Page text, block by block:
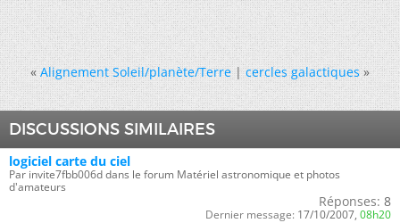
« Alignement Soleil/planète/Terre|cercles galactiques »
DISCUSSIONS SIMILAIRES
logiciel carte du ciel
Par invite7fbb006d dans le forum Matériel astronomique et photos
d'amateurs
Réponses: 8
Dernier message: 17/10/2007, 08h20